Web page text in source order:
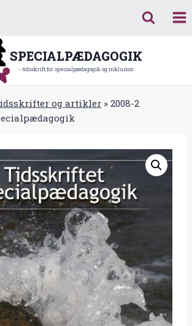
SPECIALPÆDAGOGIK
- tidsskrift for specialpædagogik og inklusion
og artikler » 2008-2